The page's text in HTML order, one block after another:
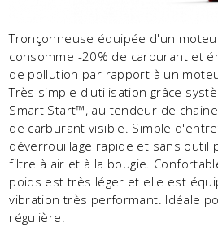
Tronçonneuse équipée d'un
consomme -20% de carburant et
de pollution par rapport à un
Très simple d'utilisation grâce
Smart Start™, au tendeur de
de carburant visible. Simple
déverrouillage rapide et sans outil
filtre à air et à la bougie.
poids est très léger et elle est
vibration très performant. Idéale
régulière.